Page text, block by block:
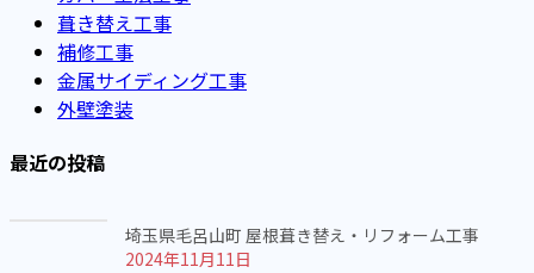
葺き替え工事
補修工事
金属サイディング工事
外壁塗装
最近の投稿
埼玉県毛呂山町 屋根葺き替え・リフォーム工事
2024年11月11日